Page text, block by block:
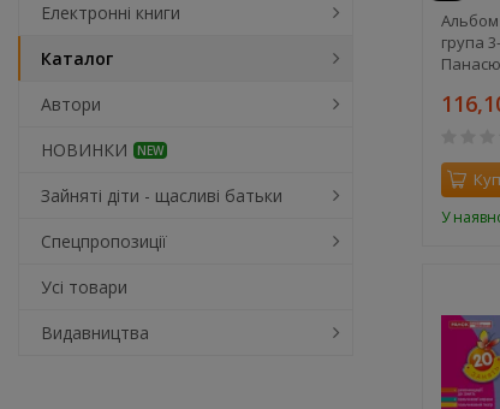
група
У
Електронні книги
Каталог
Автори
НОВИНКИ
NEW
Зайняті діти - щасливі батьки
Спецпропозиції
Усі товари
Видавництва